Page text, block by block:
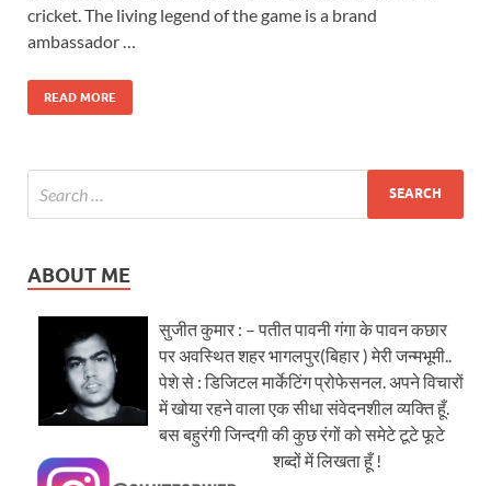
cricket. The living legend of the game is a brand
ambassador …
READ MORE
ABOUT ME
सुजीत कुमार : – पतीत पावनी गंगा के पावन कछार
पर अवस्थित शहर भागलपुर(बिहार ) मेरी जन्मभूमी..
पेशे से : डिजिटल मार्केटिंग प्रोफेसनल. अपने विचारों
में खोया रहने वाला एक सीधा संवेदनशील व्यक्ति हूँ.
बस बहुरंगी जिन्दगी की कुछ रंगों को समेटे टूटे फूटे
शब्दों में लिखता हूँ !